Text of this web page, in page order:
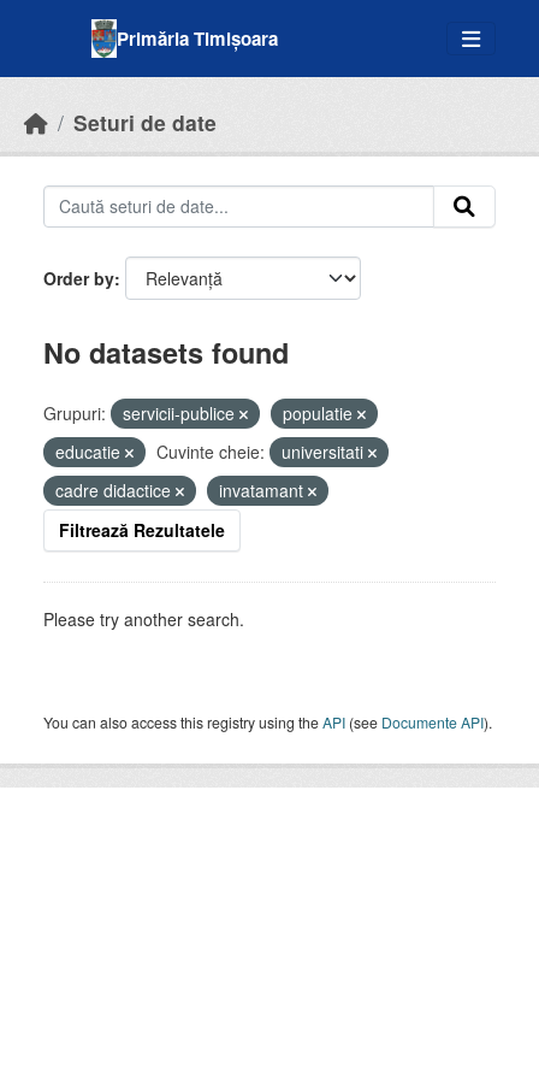
Primăria Timișoara
Seturi de date
Order by
No datasets found
Grupuri: servicii-publice
populatie
educatie
Cuvinte cheie:
universitati
cadre didactice
invatamant
Filtrează Rezultatele
Please try another search.
You can also access this registry using theAPI (see Documente API).